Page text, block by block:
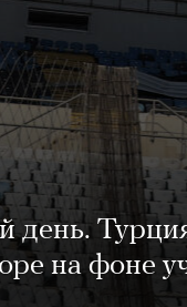
день.
на фоне